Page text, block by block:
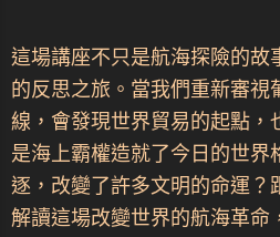
這場講座不只是航海探險的故
的反思之旅。當我們重新審視
線，會發現世界貿易的起點，
是海上霸權造就了今日的世界
逐，改變了許多文明的命運？
解讀這場改變世界的航海革命